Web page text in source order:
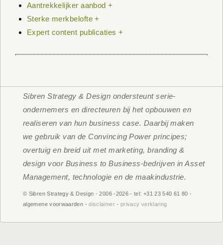
Aantrekkelijker aanbod +
Sterke merkbelofte +
Expert content publicaties +
Sibren Strategy & Design ondersteunt serie-
ondernemers en directeuren bij het opbouwen en
realiseren van hun business case. Daarbij maken
we gebruik van de Convincing Power principes;
overtuig en breid uit met marketing, branding &
design voor Business to Business-bedrijven in Asset
Management, technologie en de maakindustrie.
© Sibren Strategy & Design - 2006 -2026 - tel: +31 23 540 61 80 -
algemene voorwaarden -disclaimer- privacy verklaring